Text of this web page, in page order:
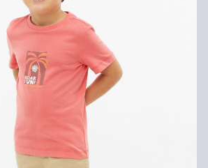
bielidlom
bielizne
program 40°
vysokej teplote
bezplatne vrátiť do 14 dní.